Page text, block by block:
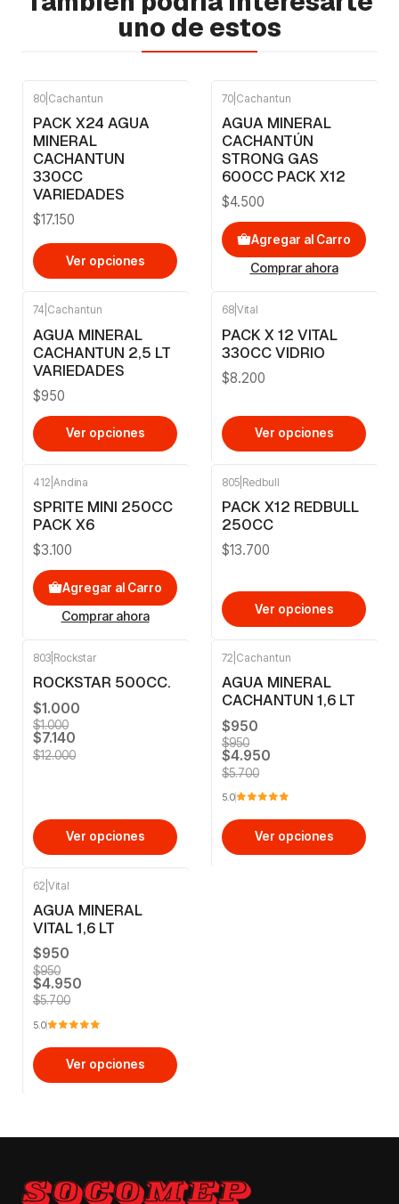
uno de estos
80 Cachantun
PACK X24 AGUA
MINERAL
CACHANTUN
330CC
VARIEDADES
$17.150
Ver opciones
70 Cachantun
AGUA MINERAL
CACHANTÚN
STRONG GAS
600CC PACK X12
$4.500
Agregar al Carro
Comprar ahora
74 Cachantun
AGUA MINERAL
CACHANTUN 2,5 LT
VARIEDADES
$950
Ver opciones
68 Vital
PACK X 12 VITAL
330CC VIDRIO
$8.200
Ver opciones
412 Andina
SPRITE MINI 250CC
PACK X6
$3.100
Agregar al Carro
Comprar ahora
805 Redbull
PACK X12 REDBULL
250CC
$13.700
Ver opciones
803 Rockstar
ROCKSTAR 500CC.
$1.000
$1.000
$7.140
$12.000
Ver opciones
72 Cachantun
AGUA MINERAL
CACHANTUN 1,6 LT
$950
$950
$4.950
$5.700
5.0
Ver opciones
62 Vital
AGUA MINERAL
VITAL 1,6 LT
$950
$950
$4.950
$5.700
5.0
Ver opciones